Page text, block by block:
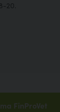
20.
FinProVet